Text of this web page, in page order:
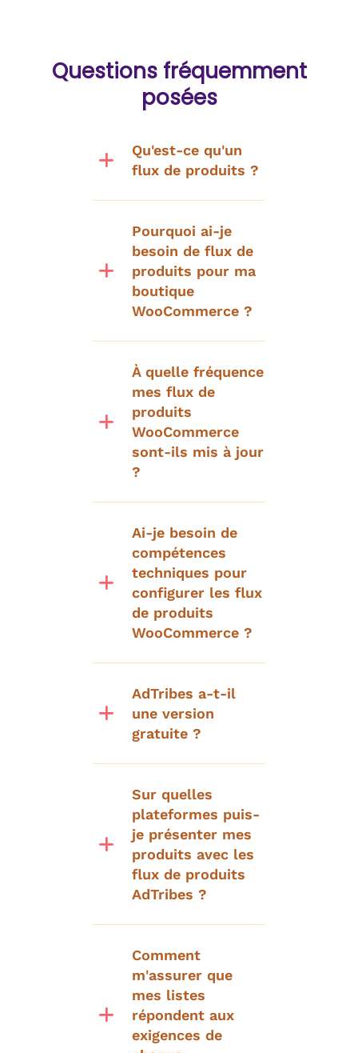
Questions fréquemment
posées
Qu'est-ce qu'un
flux de produits ?
Pourquoi ai-je
besoin de flux de
produits pour ma
boutique
WooCommerce ?
À quelle fréquence
mes flux de
produits
WooCommerce
sont-ils mis à jour
?
Ai-je besoin de
compétences
techniques pour
configurer les flux
de produits
WooCommerce ?
AdTribes a-t-il
une version
gratuite ?
Sur quelles
plateformes puis-
je présenter mes
produits avec les
flux de produits
AdTribes ?
Comment
m'assurer que
mes listes
répondent aux
exigences de